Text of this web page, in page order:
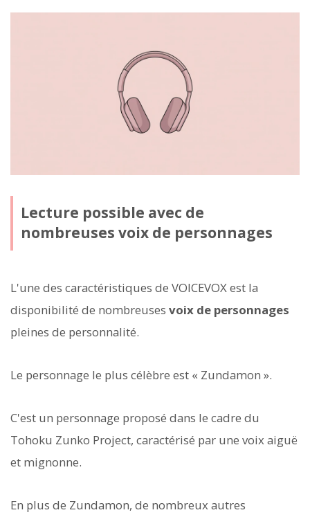
Lecture possible avec de
nombreuses voix de personnages
L'une des caractéristiques de VOICEVOX est la
disponibilité de nombreuses voix de personnages
pleines de personnalité.
Le personnage le plus célèbre est « Zundamon ».
C'est un personnage proposé dans le cadre du
Tohoku Zunko Project, caractérisé par une voix aiguë
et mignonne.
En plus de Zundamon, de nombreux autres